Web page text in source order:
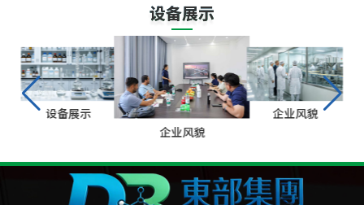
设备展示
设备展示
企业风貌
企业风貌